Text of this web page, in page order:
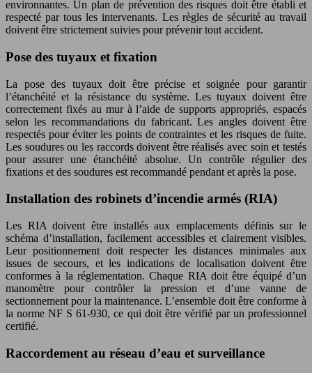
environnantes. Un plan de prévention des risques doit être établi et
respecté par tous les intervenants. Les règles de sécurité au travail
doivent être strictement suivies pour prévenir tout accident.
Pose des tuyaux et fixation
La pose des tuyaux doit être précise et soignée pour garantir
l’étanchéité et la résistance du système. Les tuyaux doivent être
correctement fixés au mur à l’aide de supports appropriés, espacés
selon les recommandations du fabricant. Les angles doivent être
respectés pour éviter les points de contraintes et les risques de fuite.
Les soudures ou les raccords doivent être réalisés avec soin et testés
pour assurer une étanchéité absolue. Un contrôle régulier des
fixations et des soudures est recommandé pendant et après la pose.
Installation des robinets d’incendie armés (RIA)
Les RIA doivent être installés aux emplacements définis sur le
schéma d’installation, facilement accessibles et clairement visibles.
Leur positionnement doit respecter les distances minimales aux
issues de secours, et les indications de localisation doivent être
conformes à la réglementation. Chaque RIA doit être équipé d’un
manomètre pour contrôler la pression et d’une vanne de
sectionnement pour la maintenance. L’ensemble doit être conforme à
la norme NF S 61-930, ce qui doit être vérifié par un professionnel
certifié.
Raccordement au réseau d’eau et surveillance